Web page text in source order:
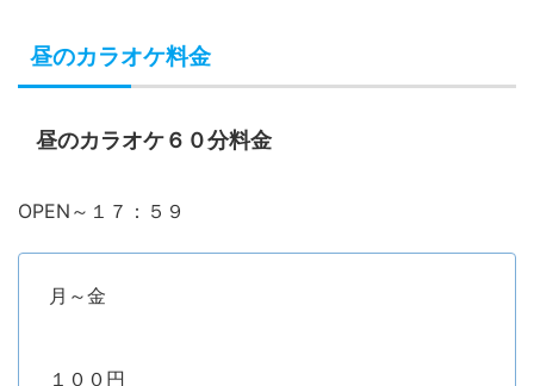
昼のカラオケ料金
昼のカラオケ６０分料金
OPEN～１７：５９
月～金
１００円